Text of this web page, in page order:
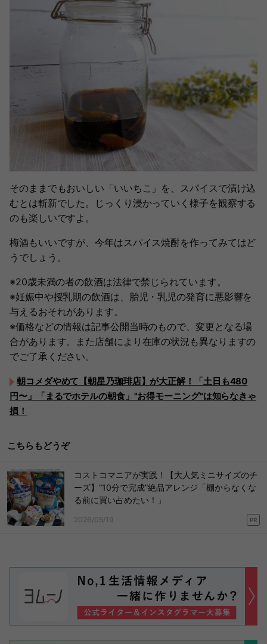
そのままでもおいしい「いいちこ」を、スパイスで漬け込
むとは斬新でした。じっくり浸かっていく様子を観察する
のも楽しいですよ。
梅酒もいいですが、今年はスパイス焼酎を作ってみてはど
うでしょう。
※20歳未満の者の飲酒は法律で禁じられています。
※妊娠中や授乳期の飲酒は、胎児・乳児の発育に悪影響を
与えるおそれがあります。
※価格などの情報は記事公開当時のもので、変更となる場
合があります。また店舗により在庫の状況も異なりますの
でご了承ください。
朝コメダやめて【朝星乃珈琲店】が大正解！「土日も480
円〜」「まるでホテルの朝食」"お得モーニング"は知らなきゃ
損！
こちらもどうぞ
コストコマニアが実践！【大人気ミニサイズのチ
ーズ】“10分で完成”絶品アレンジ「棚からなくな
る前に買い占めたい！」
2026/05/19 PR